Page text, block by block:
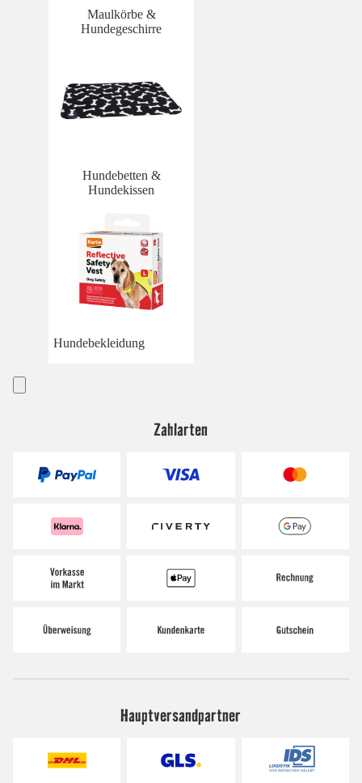
Maulkörbe &
Hundegeschirre
Hundebetten &
Hundekissen
Hundebekleidung
Zahlarten
Hauptversandpartner